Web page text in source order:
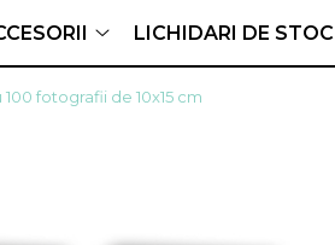
LICHIDARI DE STOC
fotografii de 10x15 cm